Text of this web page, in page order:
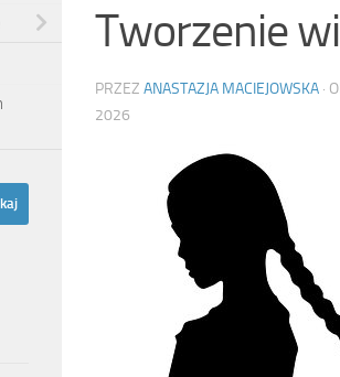
Tworzenie
PRZEZ ANASTAZJA MACIEJOWSKA ·
2026